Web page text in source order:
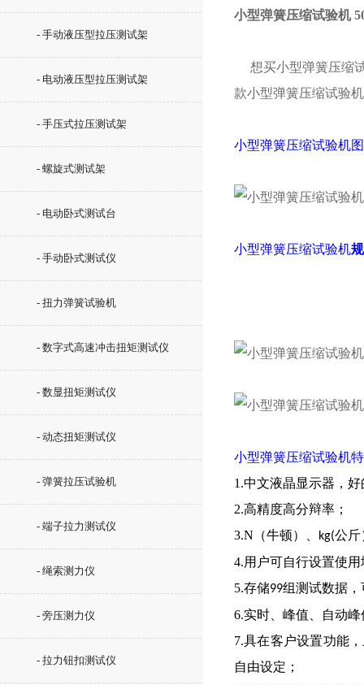
- 手动液压型拉压测试架
- 电动液压型拉压测试架
- 手压式拉压测试架
- 螺旋式测试架
- 电动卧式测试台
- 手动卧式测试仪
- 扭力弹簧试验机
- 数字式高速冲击扭矩测试仪
- 数显扭矩测试仪
- 动态扭矩测试仪
- 弹簧拉压试验机
- 端子拉力测试仪
- 绳索测力仪
- 旁压测力仪
- 拉力钮扣测试仪
小型弹簧压缩试验机
想买小型弹簧压缩
款小型弹簧压缩试验机
小型弹簧压缩试验机
小型弹簧压缩试验机
小型弹簧压缩试验机
1.中文液晶显示器，
2.高精度高分辩率；
3.N（牛顿）、
kg(公斤
4.用户可自行设置使
5.存储99组测试数据
6.实时、峰值、自动
7.具在客户设置功能
自由设定；